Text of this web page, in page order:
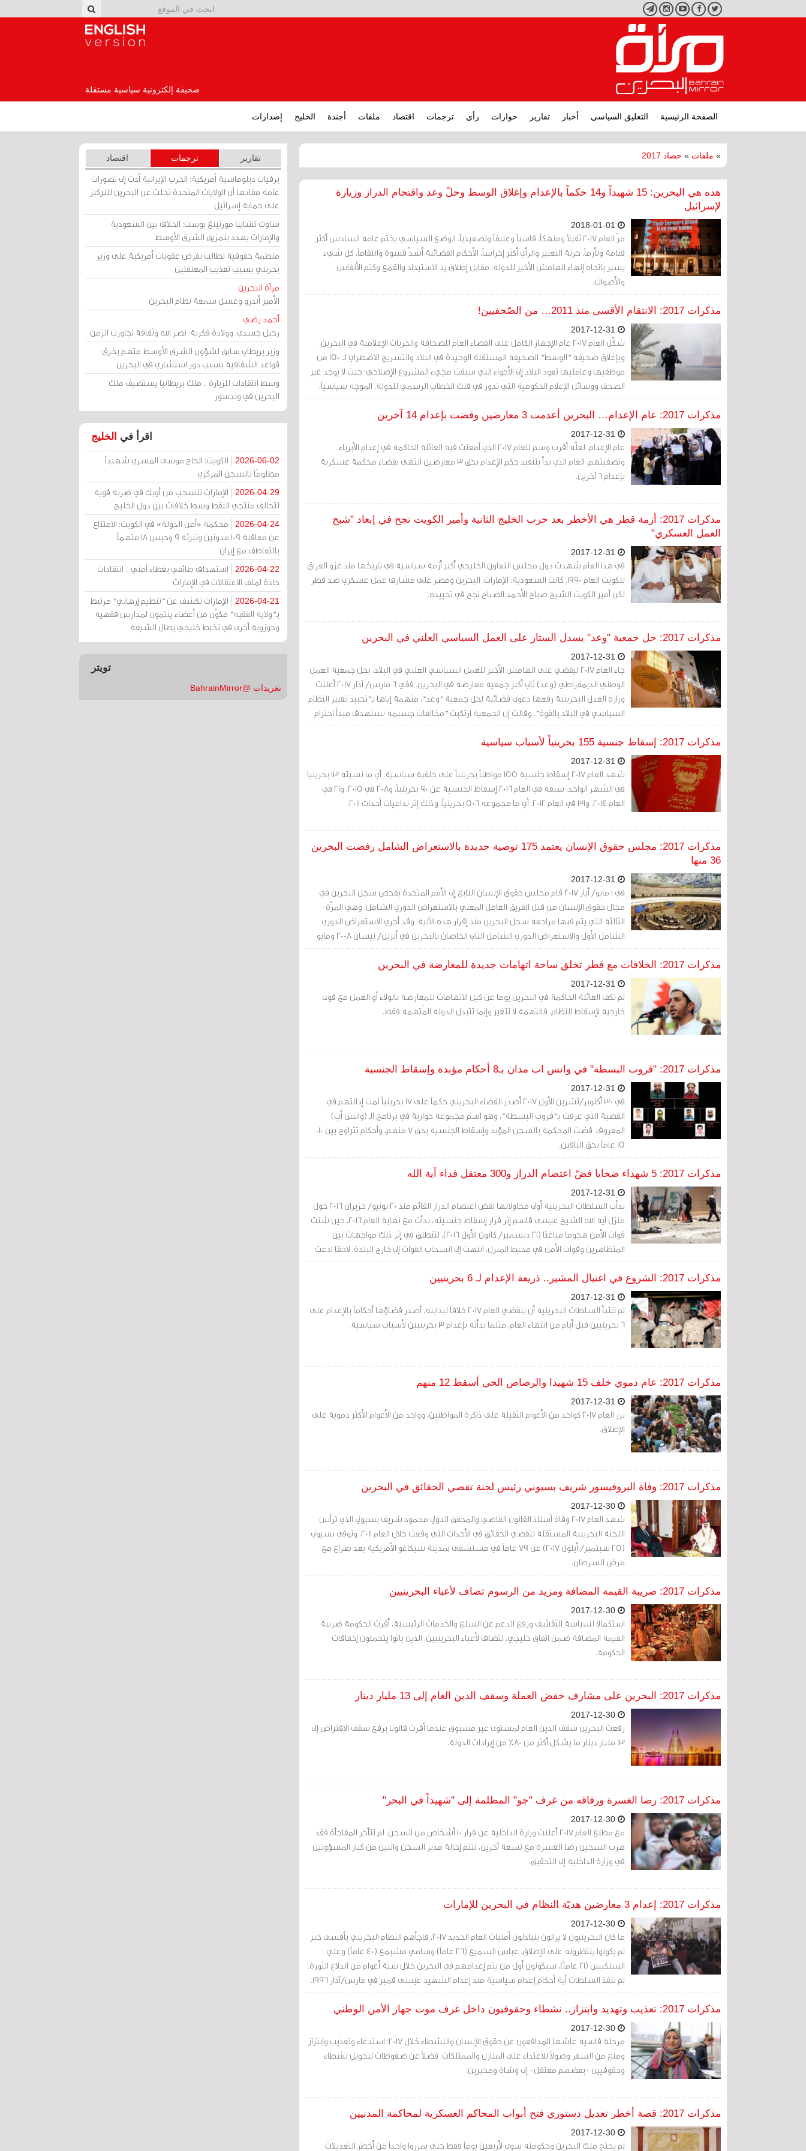
تويتر فيسبوكيوتيوبانستجرامتليجرام
صحيفة إلكترونية سياسية مستقلة
الصفحة الرئيسية التعليق السياسي أخبار تقارير حوارات رأي ترجمات اقتصاد ملفات أجندة الخليج إصدارات
» ملفات » حصاد 2017
هذه هي البحرين: 15 شهيداً و14 حكماً بالإعدام وإغلاق الوسط وحلّ وعد واقتحام الدراز وزيارة
لإسرائيل
مرّ العام 2017 ثقيلاً ومنهكاً، قاسياً وعنيفاً وتصعيدياً. الوضع السياسي يختم عامه السادس أكثر
قتامة وتأزماً، حرية التعبير والرأي أكثر إخراساً، الأحكام القضائية أشدّ قسوة وانتقاماً، كل شيء
يسير باتجاه إنهاء الهامش الأخير للدولة، مقابل إطلاق يد الاستبداد والقمع وكتم الأنفاس
والأصوات.
مذكرات 2017: الانتقام الأقسى منذ 2011… من الصّحفيين!
شكّل العام 2017 عام الإجهاز الكامل على الفضاء العام للصحافة والحريات الإعلامية في البحرين.
وبإغلاق صحيفة "الوسط" الصحيفة المستقلة الوحيدة في البلاد والتسريح الاضطراي لــ 150 من
موظفيها وعامليها تعود البلاد إلى الأجواء التي سبقت مجيء المشروع الإصلاحي؛ حيث لا يوجد غير
الصحف ووسائل الإعلام الحكومية التي تدور في فلك الخطاب الرسمي للدولة، الموجه سياسياً،
والبعيد عن تطورات الواقع السياسي المأزوم في البلاد.
مذكرات 2017: عام الإعدام… البحرين أعدمت 3 معارضين وقضت بإعدام 14 آخرين
عام الإعدام، لعلّه أقرب وسم للعام 2017 الذي أمعنت فيه العائلة الحاكمة في إعدام الأبرياء
وتصفيتهم. العام الذي بدأ بتنفيذ حكم الإعدام بحق 3 معارضين انتهى بقضاء محكمة عسكرية
بإعدام 6 آخرين.
مذكرات 2017: أزمة قطر هي الأخطر بعد حرب الخليج الثانية وأمير الكويت نجح في إبعاد "شبح
العمل العسكري"
في هذا العام شهدت دول مجلس التعاون الخليجي أكبر أزمة سياسية في تاريخها منذ غزو العراق
للكويت العام 1990. كانت السعودية، الإمارات، البحرين ومصر على مشارف عمل عسكري ضد قطر
لكن أمير الكويت الشيخ صباح الأحمد الصباح نجح في تحييده.
مذكرات 2017: حل جمعية "وعد" يسدل الستار على العمل السياسي العلني في البحرين
جاء العام 2017 ليقضي على الهامش الأخير للعمل السياسي العلني في البلاد، بحل جمعية العمل
الوطني الديمقراطي (وعد) ثاني أكبر جمعية معارضة في البحرين. ففي 6 مارس/ آذار 2017 أعلنت
وزارة العدل البحرينية رفعها دعوى قضائية لحل جمعية "وعد"، متهمة إياها بـ"تحبيذ تغيير النظام
السياسي في البلاد بالقوة". وقالت إن الجمعية ارتكبت "مخالفات جسيمة تستهدف مبدأ احترام
حكم القانون، ودعم الإرهاب وتغطية العنف من خلال تمجيدها محكومين في قضايا ارهاب بالتفجير
واستخدام الأسلحة والقتل نتج عنها استشهاد وإصابة عدداً من رجال الأمن، وتأييدها جهات
أُدينت قضائيا بالتحريض على العنف خوممارسته، والترويج وتحبيذ تغيير النظام السياسي في البلاد
بالقوة".
مذكرات 2017: إسقاط جنسية 155 بحرينياً لأسباب سياسية
شهد العام 2017 إسقاط جنسية 155 مواطناً بحرينياً على خلفية سياسية، أي ما نسبته 13 بحرينيا
في الشهر الواحد. سبقه في العام 2016 إسقاط الجنسية عن 90 بحرينياً، و208 في 2015، و21 في
العام 2014، و31 في العام 2012. أي ما مجموعه 506 بحرينياً، وذلك إثر تداعيات أحداث 2011.
مذكرات 2017: مجلس حقوق الإنسان يعتمد 175 توصية جديدة بالاستعراض الشامل رفضت البحرين
36 منها
في 1 مايو/ أيار 2017 قام مجلس حقوق الإنسان التابع إلى الأمم المتحدة بفحص سجل البحرين في
مجال حقوق الإنسان من قبل الفريق العامل المعني بالاستعراض الدوري الشامل، وهي المرّة
الثالثة التي يتم فيها مراجعة سجل البحرين منذ إقرار هذه الآلية. وقد أجري الاستعراض الدوري
الشامل الأول والاستعراض الدوري الشامل الثاني الخاصان بالبحرين في أبريل/ نيسان 2008 ومايو
2012 على التوالي.
مذكرات 2017: الخلافات مع قطر تخلق ساحة اتهامات جديدة للمعارضة في البحرين
لم تكف العائلة الحاكمة في البحرين يوما عن كيل الاتهامات للمعارضة بالولاء أو العمل مع قوى
خارجية لإسقاط النظام. فالتهمة لا تتغير وإنما تتبدل الدولة المُتهمة فقط.
مذكرات 2017: "قروب البسطة" في واتس اب مدان بـ8 أحكام مؤبدة وإسقاط الجنسية
في 30 أكتوبر/تشرين الأول 2017 أصدر القضاء البحريني حكماً على 17 بحرينياً تمت إدانتهم في
القضية التي عرفت بـ"قروب البسطة"، وهو اسم مجموعة حوارية في برنامج الـ (واتس أب)
المعروف. قضت المحكمة بالسجن المؤبد وإسقاط الجنسية بحق 7 منهم، وأحكام تتراوح بين 10-
15 عاماً بحق الباقين.
مذكرات 2017: 5 شهداء ضحايا فضّ اعتصام الدراز و300 معتقل فداء آية الله
بدأت السلطات البحرينية أولى محاولاتها لفض اعتصام الدراز القائم منذ 20 يونيو/ حزيران 2016 حول
منزل آية الله الشيخ عيسى قاسم إثر قرار إسقاط جنسيته، بدأت مع نهاية العام 2016، حين شنت
قوات الأمن هجوما مباغتا (21 ديسمبر/ كانون الأول 2016)، لتنطلق في إثر ذلك مواجهات بين
المتظاهرين وقوات الأمن في محيط المنزل، انتهت إلى انسحاب القوات إلى خارج البلدة. لاحقا ادعت
الداخلية إنها كانت تفتش عن مطلوبين للقبض عليهم.
مذكرات 2017: الشروع في اغتيال المشير.. ذريعة الإعدام لـ 6 بحرينيين
لم تشأ السلطات البحرينية أن ينقضي العام 2017 خلافاً لبدايته، أصدر قضاؤها أحكاماً بالإعدام على
6 بحرينيين قبل أيام من انتهاء العام، مثلما بدأته بإعدام 3 بحرينيين لأسباب سياسية.
مذكرات 2017: عام دموي خلف 15 شهيدا والرصاص الحي أسقط 12 منهم
برز العام 2017 كواحد من الأعوام الثقيلة على ذاكرة المواطنين، وواحد من الأعوام الأكثر دموية على
الإطلاق.
مذكرات 2017: وفاة البروفيسور شريف بسيوني رئيس لجنة تقصي الحقائق في البحرين
شهد العام 2017 وفاة أستاذ القانون القاضي والمحقق الدولي محمود شريف بسيوني الذي ترأس
اللجنة البحرينية المستقلة لتقصي الحقائق في الأحداث التي وقعت خلال العام 2011. وتوفي بسيوني
(25 سبتمبر/ أيلول 2017) عن 79 عاماً في مستشفى بمدينة شيكاغو الأمريكية بعد صراع مع
مرض السرطان.
مذكرات 2017: ضريبة القيمة المضافة ومزيد من الرسوم تضاف لأعباء البحرينيين
استكمالا لسياسة التقشف ورفع الدعم عن السلع والخدمات الرئيسية، أقرت الحكومة ضريبة
القيمة المضافة ضمن اتفاق خليجي، لتضاف لأعباء البحرينيين، الذين باتوا يتحملون إخفاقات
الحكومة.
مذكرات 2017: البحرين على مشارف خفض العملة وسقف الدين العام إلى 13 مليار دينار
رفعت البحرين سقف الدين العام لمستوى غير مسبوق عندما أقرت قانونا برفع سقف الاقتراض إلى
13 مليار دينار ما يشكل أكثر من 80% من إيرادات الدولة.
مذكرات 2017: رضا الغسرة ورفاقه من غرف "جو" المظلمة إلى "شهيداً في البحر"
مع مطلع العام 2017 أعلنت وزارة الداخلية عن فرار 10 أشخاص من السجن، لم تتأخر المفاجأة فقد
هرب السجين رضا الغسرة مع تسعة آخرين، لتتم إحالة مدير السجن واثنين من كبار المسؤولين
في وزارة الداخلية إلى التحقيق.
مذكرات 2017: إعدام 3 معارضين هديّة النظام في البحرين للإمارات
ما كان البحرينيون لا يزالون يتبادلون أمنيات العام الجديد 2017، فاجأهم النظام البحريني بأقسى خبر
لم يكونوا ينتظرونه على الإطلاق. عباس السميع (26 عاماً) وسامي مشيمع (40 عاماً) وعلي
السنكيس (21 عاماً)، سيكونون أول من يتم إعدامهم في البحرين خلال ستة أعوام من اندلاع الثورة.
لم تنفذ السلطات أية أحكام إعدام سياسية منذ إعدام الشهيد عيسى قمبر في مارس/آذار 1996.
مذكرات 2017: تعذيب وتهديد وابتزاز.. نشطاء وحقوقيون داخل غرف موت جهاز الأمن الوطني
مرحلة قاسية عاشها المدافعون عن حقوق الإنسان والنشطاء خلال 2017؛ استدعاء وتعذيب وابتزاز
ومنع من السفر وصولاً للاعتداء على المنازل والممتلكات، فضلاً عن ضغوطات لتحويل نشطاء
وحقوقيين -بعضهم معتقل- إلى وشاة ومخبرين.
مذكرات 2017: قصة أخطر تعديل دستوري فتح أبواب المحاكم العسكرية لمحاكمة المدنيين
لم يحتج ملك البحرين وحكومته سوى لأربعين يوماً فقط حتى يمرروا واحداً من أخطر التعديلات
تقارير ترجمات اقتصاد
برقيات دبلوماسية أمريكية: الحرب الإيرانية أدت إلى تصورات
عامة مفادها أن الولايات المتحدة تخلت عن البحرين للتركيز
على حماية إسرائيل
ساوث تشاينا مورنينغ بوست: الخلاف بين السعودية
والإمارات يهدد بتمزيق الشرق الأوسط
منظمة حقوقية تطالب بفرض عقوبات أمريكية على وزير
بحريني بسبب تعذيب المعتقلين
مرآة البحرين
الأمير أندرو وغسل سمعة نظام البحرين
أحمد رضي
رحيل جسدي، وولادة فكرية: نصر الله وثقافة تجاوزت الزمن
وزير بريطاني سابق لشؤون الشرق الأوسط متهم بخرق
قواعد الشفافية بسبب دور استشاري في البحرين
وسط انتقادات للزيارة .. ملك بريطانيا يستضيف ملك
البحرين في وندسور
اقرأ في الخليج
2026-06-02
الكويت: الحاج موسى المسري شهيداً
مظلومًا بالسجن المركزي
2026-04-29
الإمارات تنسحب من أوبك في ضربة قوية
لتحالف منتجي النفط وسط خلافات بين دول الخليج
2026-04-24
محكمة «أمن الدولة» في الكويت: الامتناع
عن معاقبة 109 مدونين وتبرئة 9 وحبس 18 متهماً
بالتعاطف مع إيران
2026-04-22
استهداف طائفي بغطاء أمني .. انتقادات
حادة لملف الاعتقالات في الإمارات
2026-04-21
الإمارات تكشف عن "تنظيم إرهابي" مرتبط
بـ"ولاية الفقيه" مكوّن من أعضاء ينتمون لمدارس فقهية
وحوزوية أخرى في تخبط خليجي يطال الشيعة
تويتر
تغريدات @BahrainMirror